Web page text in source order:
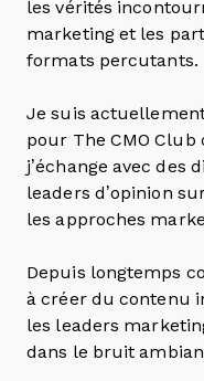
les vérités
marketing et les
formats percutants.
Je suis
pour The CMO Club
j’échange avec des
leaders d’opinion
les approches
Depuis longtemps
à créer du contenu
les leaders
dans le bruit